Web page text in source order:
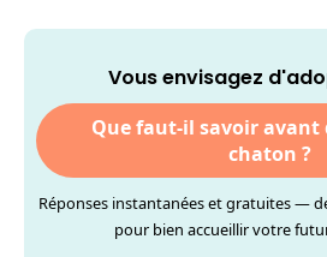
Vous envisagez
Que faut-il savoir avant
chaton ?
Réponses instantanées et gratuites —
pour bien accueillir votre